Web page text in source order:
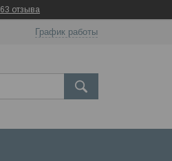
63 отзыва
График работы